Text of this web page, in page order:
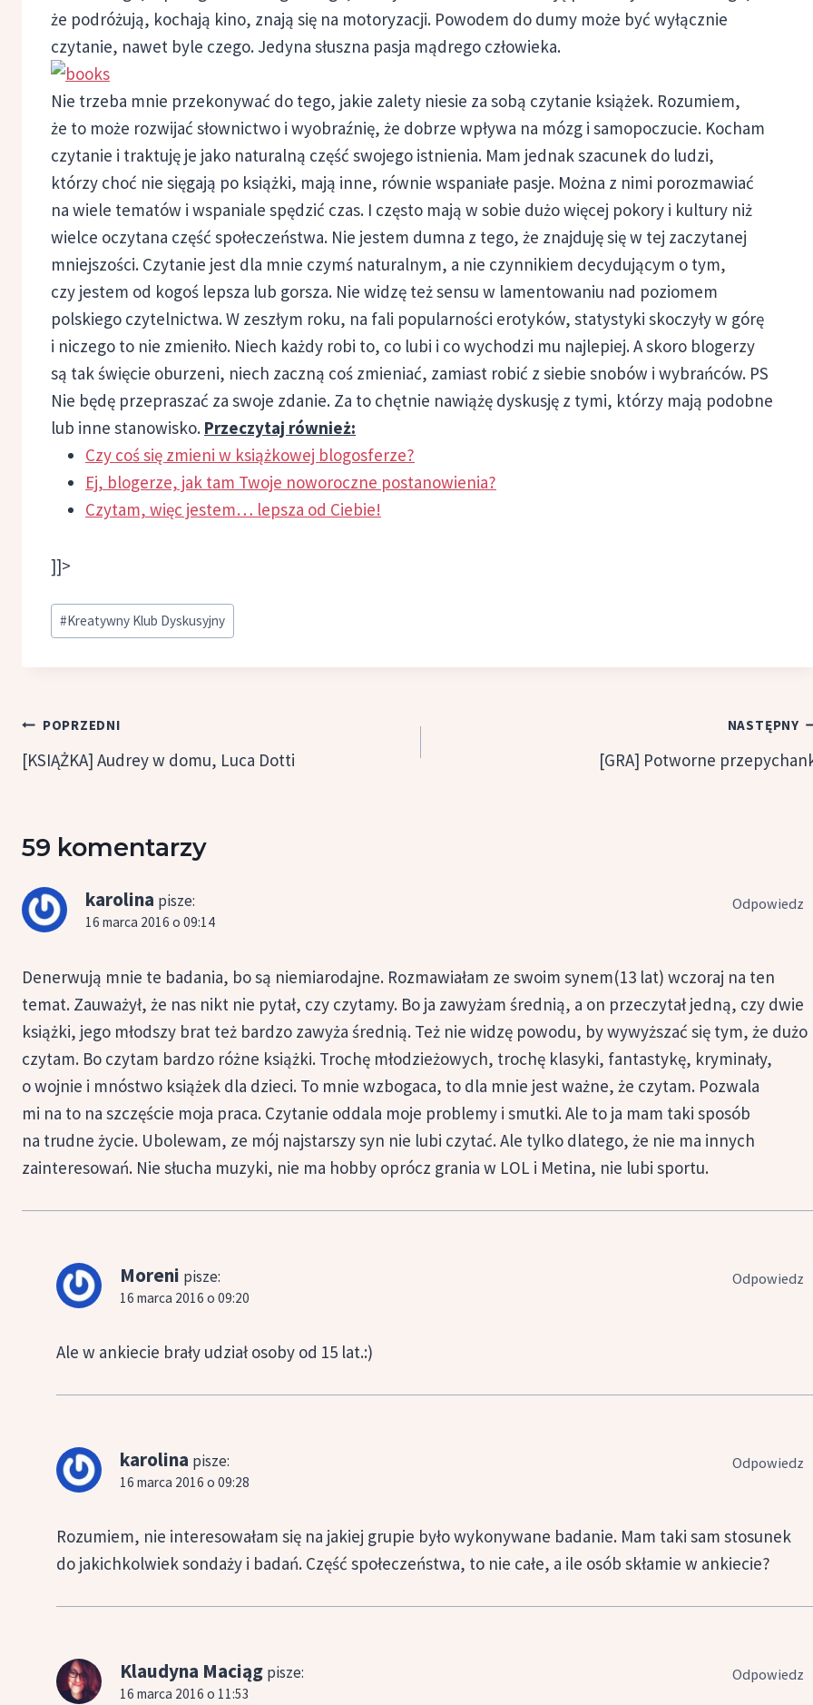
że podróżują, kochają kino, znają się na motoryzacji. Powodem do dumy może być wyłącznie
czytanie, nawet byle czego. Jedyna słuszna pasja mądrego człowieka.
Nie trzeba mnie przekonywać do tego, jakie zalety niesie za sobą czytanie książek. Rozumiem,
że to może rozwijać słownictwo i wyobraźnię, że dobrze wpływa na mózg i samopoczucie. Kocham
czytanie i traktuję je jako naturalną część swojego istnienia. Mam jednak szacunek do ludzi,
którzy choć nie sięgają po książki, mają inne, równie wspaniałe pasje. Można z nimi porozmawiać
na wiele tematów i wspaniale spędzić czas. I często mają w sobie dużo więcej pokory i kultury niż
wielce oczytana część społeczeństwa. Nie jestem dumna z tego, że znajduję się w tej zaczytanej
mniejszości. Czytanie jest dla mnie czymś naturalnym, a nie czynnikiem decydującym o tym,
czy jestem od kogoś lepsza lub gorsza. Nie widzę też sensu w lamentowaniu nad poziomem
polskiego czytelnictwa. W zeszłym roku, na fali popularności erotyków, statystyki skoczyły w górę
i niczego to nie zmieniło. Niech każdy robi to, co lubi i co wychodzi mu najlepiej. A skoro blogerzy
są tak święcie oburzeni, niech zaczną coś zmieniać, zamiast robić z siebie snobów i wybrańców. PS
Nie będę przepraszać za swoje zdanie. Za to chętnie nawiążę dyskusję z tymi, którzy mają podobne
lub inne stanowisko. Przeczytaj również:
Czy coś się zmieni w książkowej blogosferze?
Ej, blogerze, jak tam Twoje noworoczne postanowienia?
Czytam, więc jestem… lepsza od Ciebie!
]]>
Tagi
wpisu:
#Kreatywny Klub Dyskusyjny
Nawigacja
wpisu
POPRZEDNI
[KSIĄŻKA] Audrey w domu, Luca Dotti
NASTĘPNY
[GRA] Potworne
59 komentarzy
karolina pisze:
16 marca 2016 o 09:14
Denerwują mnie te badania, bo są niemiarodajne. Rozmawiałam ze swoim synem(13 lat) wczoraj na ten
temat. Zauważył, że nas nikt nie pytał, czy czytamy. Bo ja zawyżam średnią, a on przeczytał jedną, czy dwie
książki, jego młodszy brat też bardzo zawyża średnią. Też nie widzę powodu, by wywyższać się tym, że dużo
czytam. Bo czytam bardzo różne książki. Trochę młodzieżowych, trochę klasyki, fantastykę, kryminały,
o wojnie i mnóstwo książek dla dzieci. To mnie wzbogaca, to dla mnie jest ważne, że czytam. Pozwala
mi na to na szczęście moja praca. Czytanie oddala moje problemy i smutki. Ale to ja mam taki sposób
na trudne życie. Ubolewam, ze mój najstarszy syn nie lubi czytać. Ale tylko dlatego, że nie ma innych
zainteresowań. Nie słucha muzyki, nie ma hobby oprócz grania w LOL i Metina, nie lubi sportu.
Odpowiedz
Moreni pisze:
16 marca 2016 o 09:20
Ale w ankiecie brały udział osoby od 15 lat.:)
Odpowiedz
karolina pisze:
16 marca 2016 o 09:28
Rozumiem, nie interesowałam się na jakiej grupie było wykonywane badanie. Mam taki sam stosunek
do jakichkolwiek sondaży i badań. Część społeczeństwa, to nie całe, a ile osób skłamie w ankiecie?
Odpowiedz
Klaudyna Maciąg pisze:
16 marca 2016 o 11:53
Odpowiedz